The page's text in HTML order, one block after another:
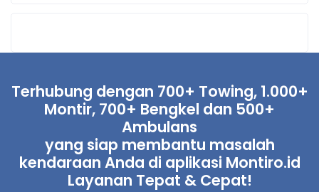
Terhubung dengan 700+ Towing, 1.000+
Montir, 700+ Bengkel dan 500+
Ambulans
yang siap membantu masalah
kendaraan Anda di aplikasi Montiro.id
Layanan Tepat & Cepat!